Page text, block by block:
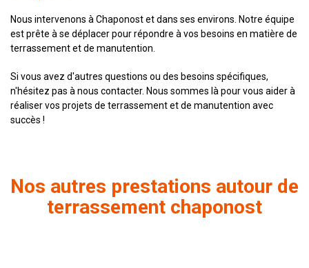
Nous intervenons à Chaponost et dans ses environs. Notre équipe
est prête à se déplacer pour répondre à vos besoins en matière de
terrassement et de manutention.
Si vous avez d'autres questions ou des besoins spécifiques,
n'hésitez pas à nous contacter. Nous sommes là pour vous aider à
réaliser vos projets de terrassement et de manutention avec
succès !
Nos autres prestations autour de
terrassement chaponost